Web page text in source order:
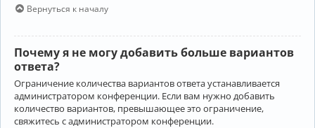
Вернуться к началу
Почему я не могу добавить больше вариантов
ответа?
Ограничение количества вариантов ответа устанавливается
администратором конференции. Если вам нужно добавить
количество вариантов, превышающее это ограничение,
свяжитесь с администратором конференции.